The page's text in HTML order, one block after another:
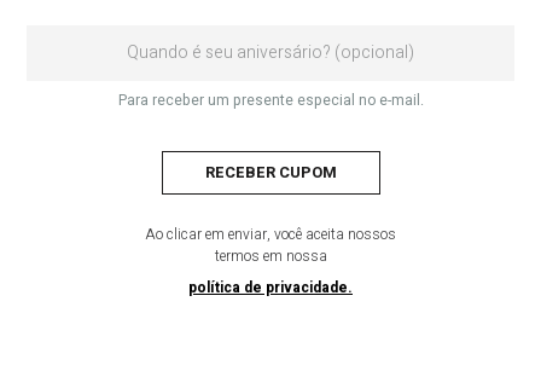
Para receber um presente especial no e-mail.
RECEBER CUPOM
Ao clicar em enviar, você aceita nossos
termos em nossa
política de privacidade.